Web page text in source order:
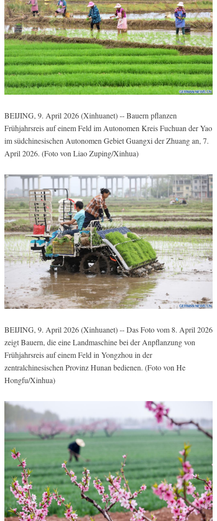
BEIJING, 9. April 2026 (Xinhuanet) -- Bauern pflanzen
Frühjahrsreis auf einem Feld im Autonomen Kreis Fuchuan der Yao
im südchinesischen Autonomen Gebiet Guangxi der Zhuang an, 7.
April 2026. (Foto von Liao Zuping/Xinhua)
BEIJING, 9. April 2026 (Xinhuanet) -- Das Foto vom 8. April 2026
zeigt Bauern, die eine Landmaschine bei der Anpflanzung von
Frühjahrsreis auf einem Feld in Yongzhou in der
zentralchinesischen Provinz Hunan bedienen. (Foto von He
Hongfu/Xinhua)